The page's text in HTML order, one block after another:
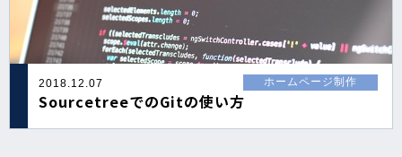
2018.12.07 ホームページ制作
SourcetreeでのGitの使い方